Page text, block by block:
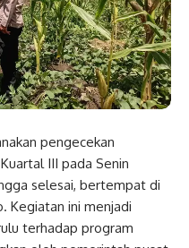
pengecekan
III pada Senin
selesai, bertempat di
Kegiatan ini menjadi
terhadap program